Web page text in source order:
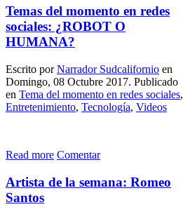
Temas del momento en redes
sociales: ¿ROBOT O
HUMANA?
Escrito porNarrador Sudcalifornio en
Domingo, 08 Octubre 2017. Publicado
en Tema del momento en redes sociales,
Entretenimiento, Tecnología, Videos
Read more Comentar
Artista de la semana: Romeo
Santos